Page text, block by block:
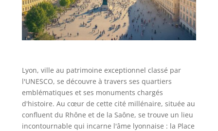
Lyon, ville au patrimoine exceptionnel classé par
l'UNESCO, se découvre à travers ses quartiers
emblématiques et ses monuments chargés
d'histoire. Au cœur de cette cité millénaire, située au
confluent du Rhône et de la Saône, se trouve un lieu
incontournable qui incarne l'âme lyonnaise : la Place